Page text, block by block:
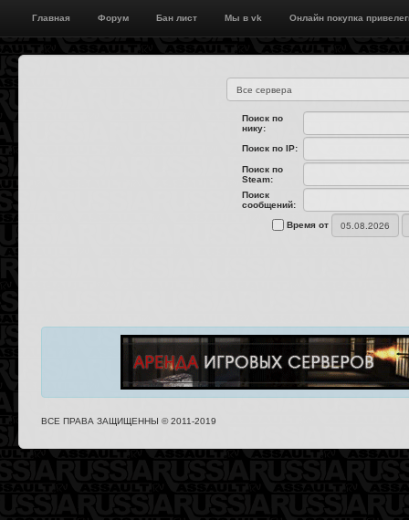
Главная Форум Бан лист Мы в vk Онлайн покупка
Поиск по
нику:
Поиск по IP:
Поиск по
Steam:
Поиск
сообщений:
Время от
ВСЕ ПРАВА ЗАЩИЩЕННЫ © 2011-2019